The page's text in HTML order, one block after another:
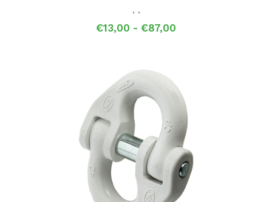
, ,
€13,00 - €87,00